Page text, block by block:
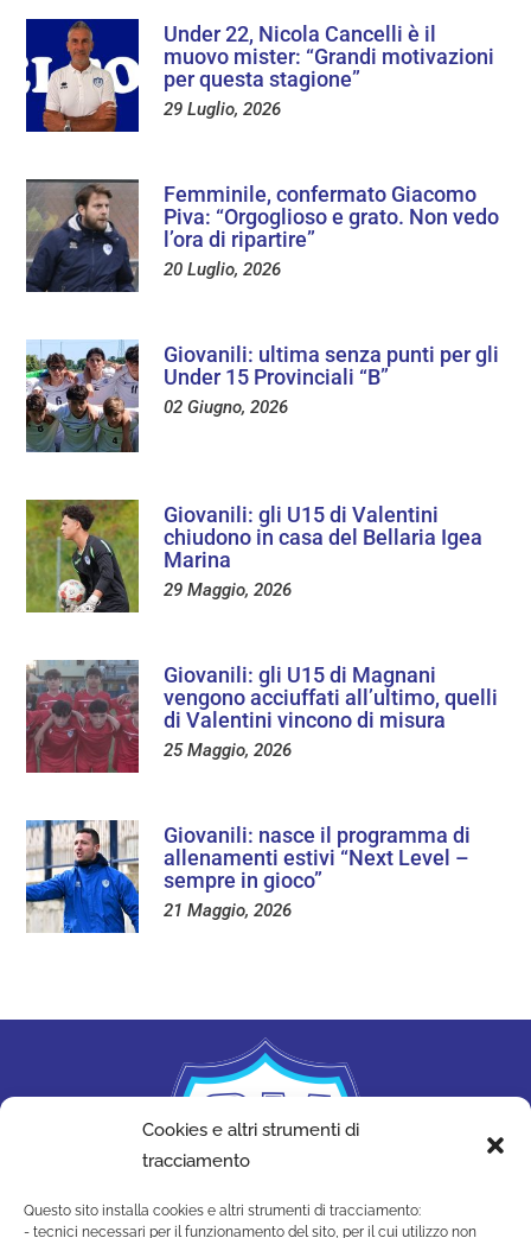
Cookies e altri strumenti di
tracciamento
Questo sito installa cookies e altri strumenti di tracciamento:
- tecnici necessari per il funzionamento del sito, per il cui utilizzo non
Under 22, Nicola Cancelli è il
muovo mister: “Grandi motivazioni
per questa stagione”
29 Luglio, 2026
Femminile, confermato Giacomo
Piva: “Orgoglioso e grato. Non vedo
l’ora di ripartire”
20 Luglio, 2026
Giovanili: ultima senza punti per gli
Under 15 Provinciali “B”
02 Giugno, 2026
Giovanili: gli U15 di Valentini
chiudono in casa del Bellaria Igea
Marina
29 Maggio, 2026
Giovanili: gli U15 di Magnani
vengono acciuffati all’ultimo, quelli
di Valentini vincono di misura
25 Maggio, 2026
Giovanili: nasce il programma di
allenamenti estivi “Next Level –
sempre in gioco”
21 Maggio, 2026